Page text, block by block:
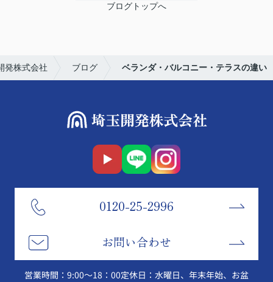
ブログトップへ
発株式会社 ブログ ベランダ・バルコニー・テラスの違い
0120-25-2996
お問い合わせ
営業時間：9:00～18：00定休日：水曜日、年末年始、お盆